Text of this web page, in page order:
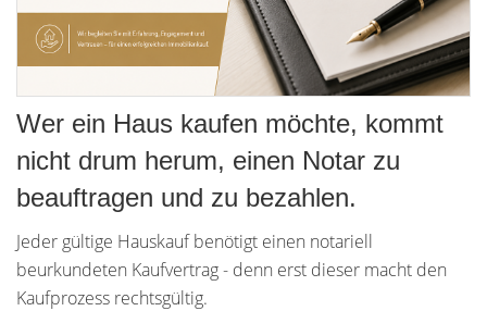
Wer ein Haus kaufen möchte, kommt
nicht drum herum, einen Notar zu
beauftragen und zu bezahlen.
Jeder gültige Hauskauf benötigt einen notariell
beurkundeten Kaufvertrag - denn erst dieser macht den
Kaufprozess rechtsgültig.